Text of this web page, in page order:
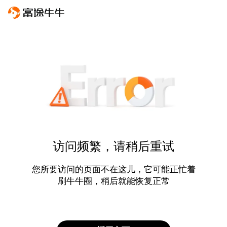
访问频繁，请稍后重试
您所要访问的页面不在这儿，它可能正忙着
刷牛牛圈，稍后就能恢复正常